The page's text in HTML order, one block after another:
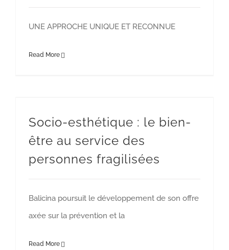
UNE APPROCHE UNIQUE ET RECONNUE
Read More
Socio-esthétique : le bien-
être au service des
personnes fragilisées
Balicina poursuit le développement de son offre
axée sur la prévention et la
Read More